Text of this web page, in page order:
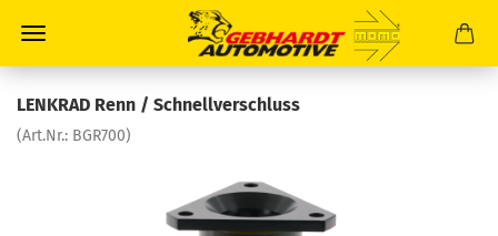
LENKRAD Renn / Schnellverschluss
(Art.Nr.: BGR700)